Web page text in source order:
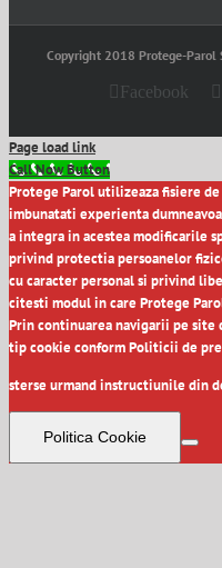
Copyright 2018 Protege-Parol
Facebook
Page load link
Call Now Button
Protege Parol utilizeaza fisiere
imbunatati experienta
a integra in acestea modificarile
privind protectia persoanelor
cu caracter personal si privind
citesti modul in care Protege
Prin continuarea navigarii pe
tip cookie conform Politicii de
sterse urmand instructiunile din
Politica Cookie